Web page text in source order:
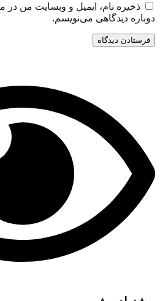
ذخیره نام، ایمیل و وبسایت من در
دوباره دیدگاهی می‌نویسم.